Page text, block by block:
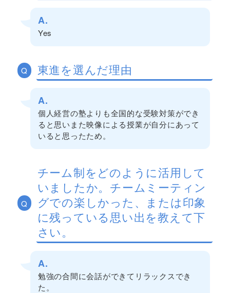
A.
Yes
Q 東進を選んだ理由
A.
個人経営の塾よりも全国的な受験対策ができ
ると思いまた映像による授業が自分にあって
いると思ったため。
Q
チーム制をどのように活用して
いましたか。チームミーティン
グでの楽しかった、または印象
に残っている思い出を教えて下
さい。
A.
勉強の合間に会話ができてリラックスでき
た。